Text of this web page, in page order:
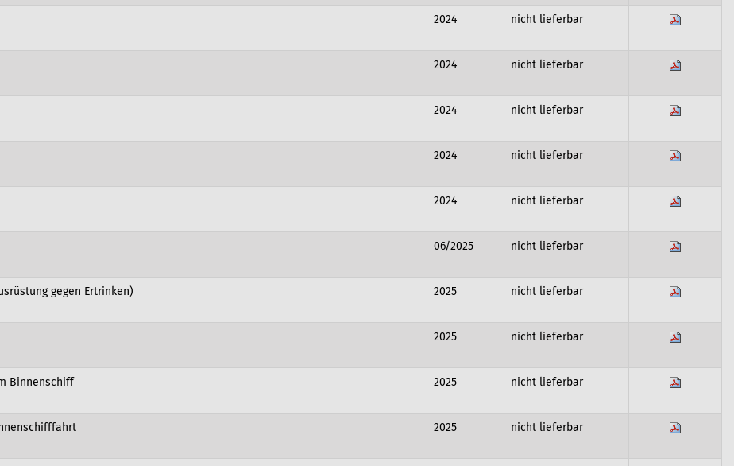
2024 nicht lieferbar
2024 nicht lieferbar
2024 nicht lieferbar
2024 nicht lieferbar
2024 nicht lieferbar
06/2025 nicht lieferbar
gegen Ertrinken)
2025 nicht lieferbar
2025 nicht lieferbar
Binnenschiff
2025 nicht lieferbar
2025 nicht lieferbar